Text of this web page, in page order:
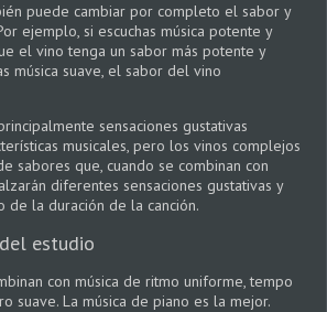
puede cambiar por completo el sabor y
ejemplo, si escuchas música potente y
el vino tenga un sabor más potente y
música suave, el sabor del vino
sensaciones gustativas
musicales, pero los vinos complejos
sabores que, cuando se combinan con
diferentes sensaciones gustativas y
de la duración de la canción.
estudio
con música de ritmo uniforme, tempo
suave. La música de piano es la mejor.